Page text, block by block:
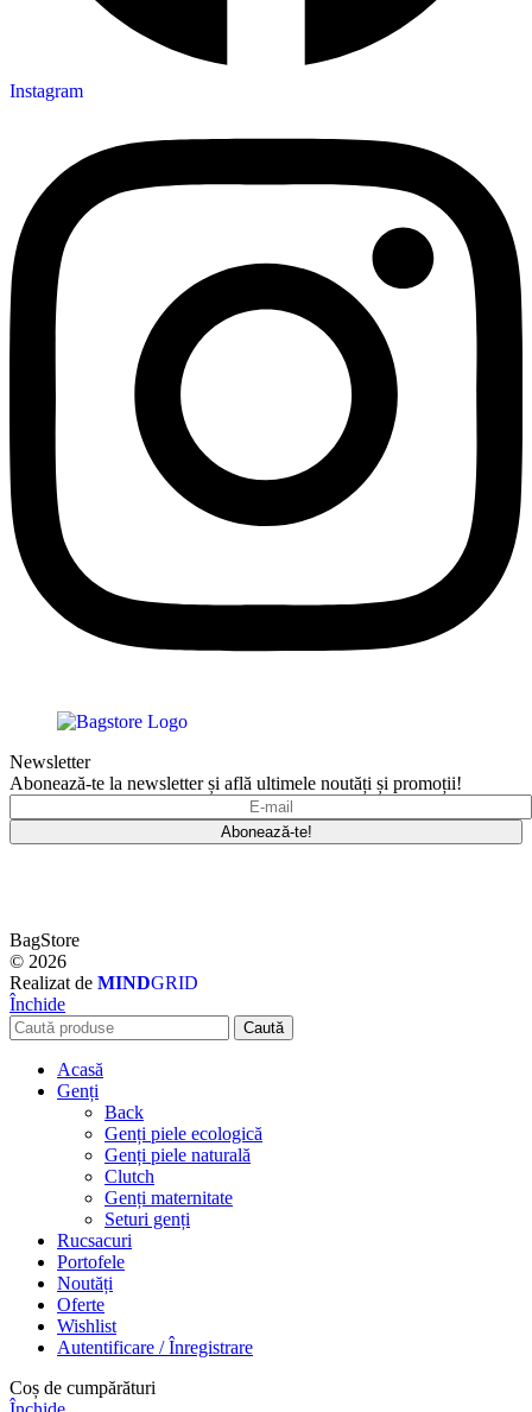
Instagram
Newsletter
Abonează-te la newsletter și află ultimele noutăți și promoții!
BagStore
© 2026
Realizat de MINDGRID
Închide
Caută
Acasă
Genți
Back
Genți piele ecologică
Genți piele naturală
Clutch
Genți maternitate
Seturi genți
Rucsacuri
Portofele
Noutăți
Oferte
Wishlist
Autentificare / Înregistrare
Coș de cumpărături